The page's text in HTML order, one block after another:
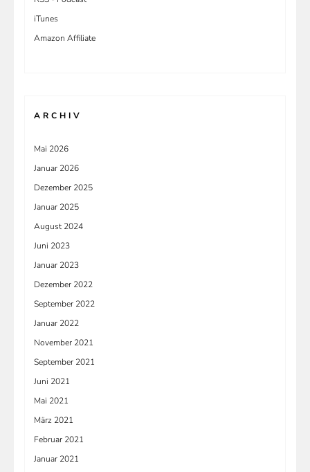
iTunes
Amazon Affiliate
ARCHIV
Mai 2026
Januar 2026
Dezember 2025
Januar 2025
August 2024
Juni 2023
Januar 2023
Dezember 2022
September 2022
Januar 2022
November 2021
September 2021
Juni 2021
Mai 2021
März 2021
Februar 2021
Januar 2021